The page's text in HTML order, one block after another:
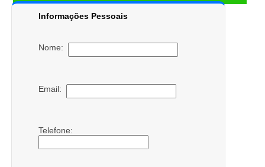
Informações Pessoais
Nome:
Email:
Telefone: